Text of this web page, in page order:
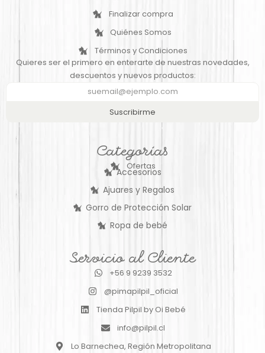
Finalizar compra
Quiénes Somos
Términos y Condiciones
Quieres ser el primero en enterarte de nuestras novedades,
descuentos y nuevos productos:
Suscribirme
Categorías
Ofertas
Accesorios
Ajuares y Regalos
Gorro de Protección Solar
Ropa de bebé
Servicio al Cliente
+56 9 9239 3532
@pimapilpil_oficial
Tienda Pilpil by Oi Bebé
info@pilpil.cl
Lo Barnechea, Región Metropolitana